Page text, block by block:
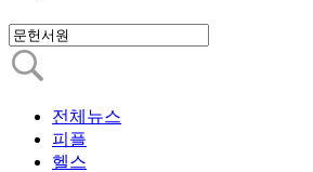
전체뉴스
피플
헬스